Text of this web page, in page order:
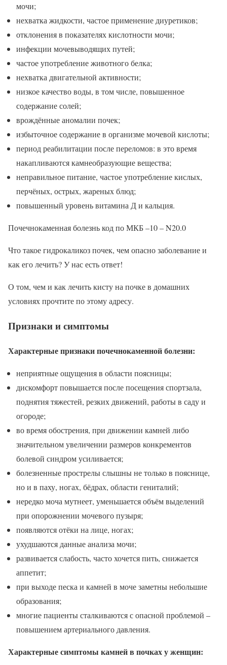
мочи;
нехватка жидкости, частое применение диуретиков;
отклонения в показателях кислотности мочи;
инфекции мочевыводящих путей;
частое употребление животного белка;
нехватка двигательной активности;
низкое качество воды, в том числе, повышенное
содержание солей;
врождённые аномалии почек;
избыточное содержание в организме мочевой кислоты;
период реабилитации после переломов: в это время
накапливаются камнеобразующие вещества;
неправильное питание, частое употребление кислых,
перчёных, острых, жареных блюд;
повышенный уровень витамина Д и кальция.
Почечнокаменная болезнь код по МКБ –10 – N20.0
Что такое гидрокаликоз почек, чем опасно заболевание и
как его лечить? У нас есть ответ!
О том, чем и как лечить кисту на почке в домашних
условиях прочтите по этому адресу.
Признаки и симптомы
Характерные признаки почечнокаменной болезни:
неприятные ощущения в области поясницы;
дискомфорт повышается после посещения спортзала,
поднятия тяжестей, резких движений, работы в саду и
огороде;
во время обострения, при движении камней либо
значительном увеличении размеров конкрементов
болевой синдром усиливается;
болезненные прострелы слышны не только в пояснице,
но и в паху, ногах, бёдрах, области гениталий;
нередко моча мутнеет, уменьшается объём выделений
при опорожнении мочевого пузыря;
появляются отёки на лице, ногах;
ухудшаются данные анализа мочи;
развивается слабость, часто хочется пить, снижается
аппетит;
при выходе песка и камней в моче заметны небольшие
образования;
многие пациенты сталкиваются с опасной проблемой –
повышением артериального давления.
Характерные симптомы камней в почках у женщин: